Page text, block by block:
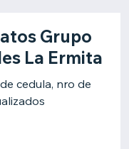
Grupo
La Ermita
cedula, nro de